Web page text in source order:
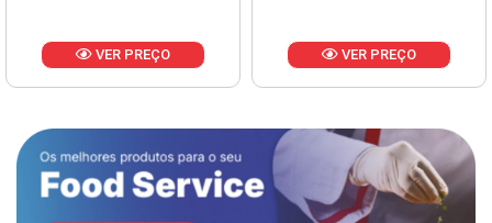
VER PREÇO VER PREÇO